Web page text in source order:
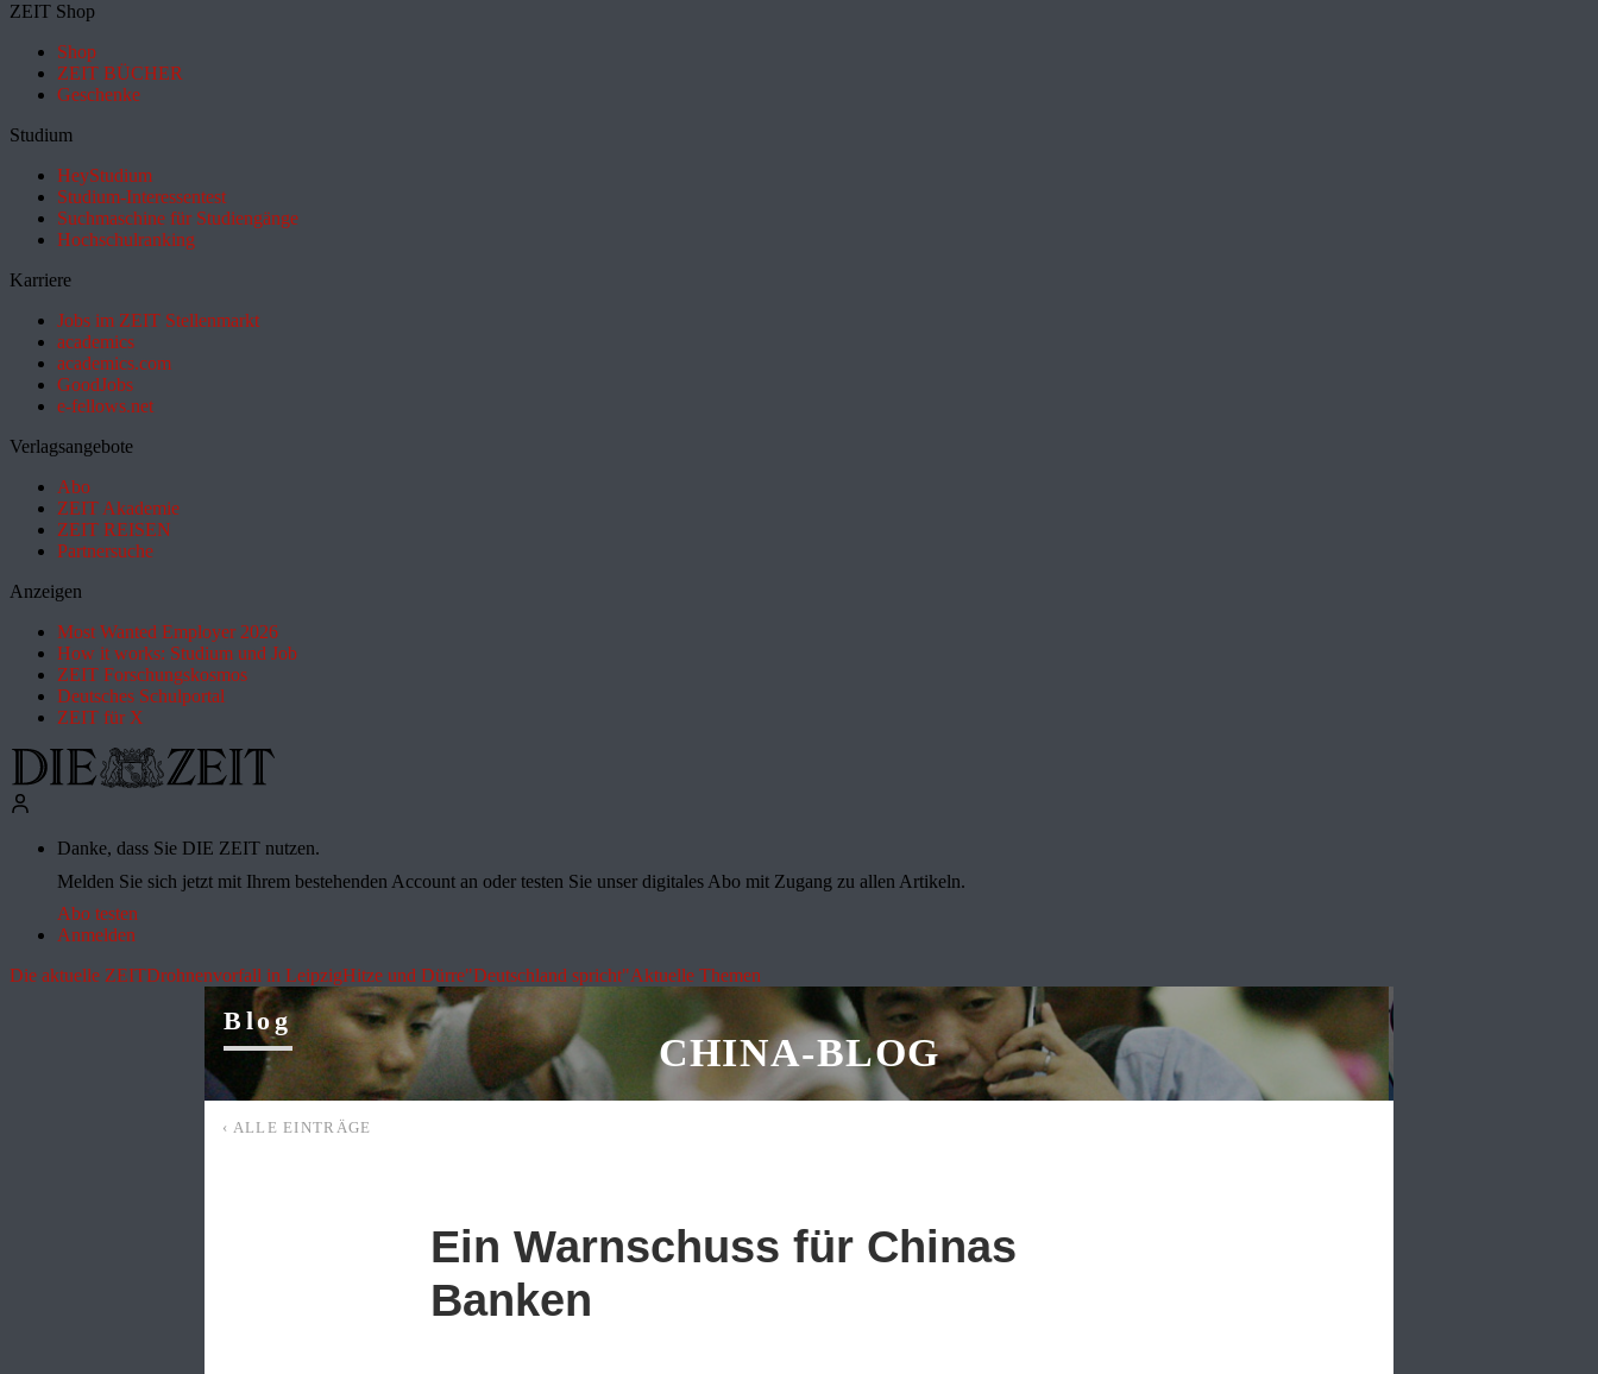
ZEIT Shop
Shop
ZEIT BÜCHER
Geschenke
Studium
HeyStudium
Studium-Interessentest
Suchmaschine für Studiengänge
Hochschulranking
Karriere
Jobs im ZEIT Stellenmarkt
academics
academics.com
GoodJobs
e-fellows.net
Verlagsangebote
Abo
ZEIT Akademie
ZEIT REISEN
Partnersuche
Anzeigen
Most Wanted Employer 2026
How it works: Studium und Job
ZEIT Forschungskosmos
Deutsches Schulportal
ZEIT für X
Danke, dass Sie DIE ZEIT nutzen.
Melden Sie sich jetzt mit Ihrem bestehenden Account an oder testen Sie unser digitales Abo mit Zugang zu allen Artikeln.
Abo testen
Anmelden
Die aktuelle ZEITDrohnenvorfall in LeipzigHitze und Dürre"Deutschland spricht"Aktuelle Themen
Blog
CHINA-BLOG
‹ ALLE EINTRÄGE
Ein Warnschuss für Chinas
Banken